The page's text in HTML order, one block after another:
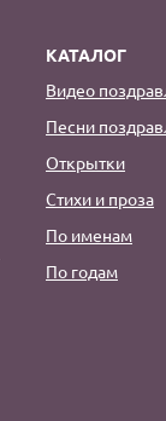
КАТАЛОГ
Видео
Песни
Открытки
Стихи и проза
По именам
По годам